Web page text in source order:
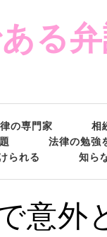
る
の専門家
相
法律の勉強
られる
知ら
意外